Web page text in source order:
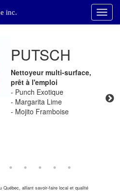
inc.
Produits de piscines et spa
PUTSCH
Nettoyeur multi-surface,
prêt à l'emploi
- Punch Exotique
- Margarita Lime
- Mojito Framboise
Collection Francine
Nous sommes ouverts au
public, du lundi au
vendredi de 8h à 12h et de
13h à 17h.
ISO-70
Détergent à lessive
Nettoyeur à vitres
Large gamme de gants
pour tous les usages
Lave & Cire
Québec, alliant savoir-faire local et qualité